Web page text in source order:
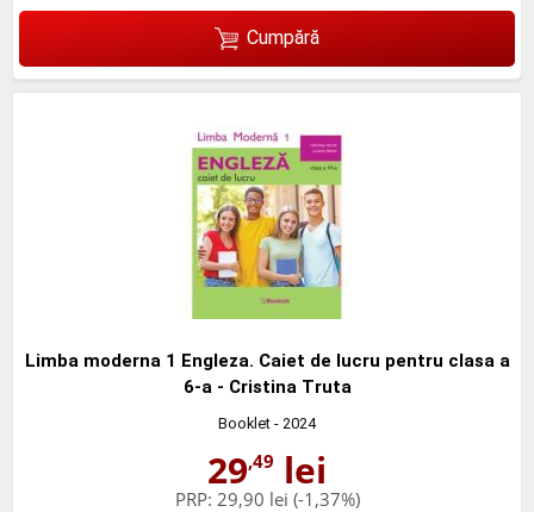
Cumpără
Limba moderna 1 Engleza. Caiet de lucru pentru clasa a
6-a - Cristina Truta
Booklet - 2024
29,49 lei
PRP: 29,90 lei (-1,37%)